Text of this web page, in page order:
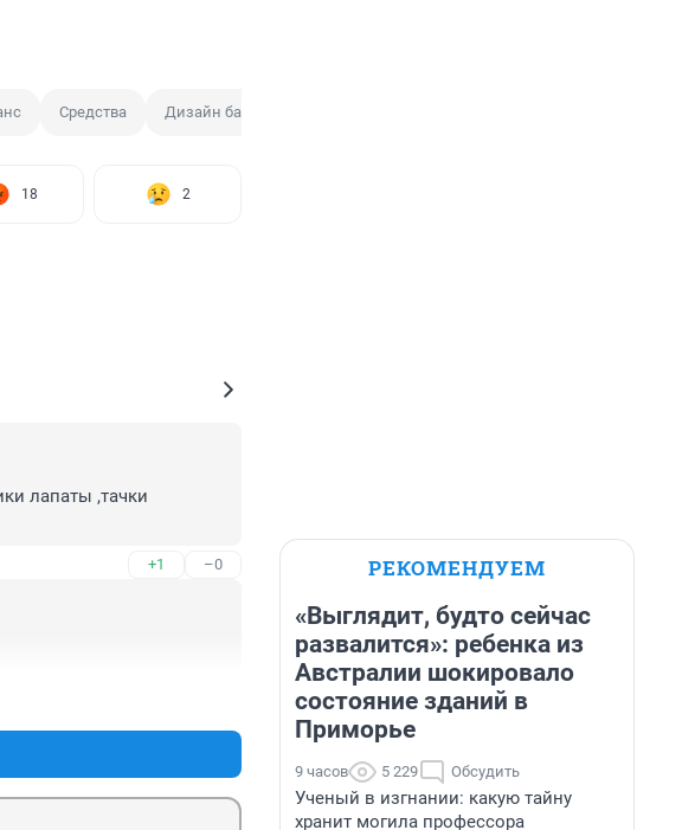
Средства Дизайн банкнот
18 2
лапаты ,тачки
+1 –0 РЕКОМЕНДУЕМ
«Выглядит, будто сейчас
развалится»: ребенка из
Австралии шокировало
состояние зданий в
Приморье
9 часов 5 229 Обсудить
Ученый в изгнании: какую тайну
хранит могила профессора